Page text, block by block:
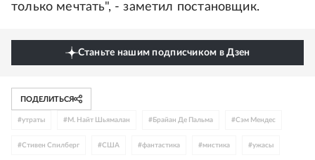
только мечтать", - заметил постановщик.
Станьте нашим подписчиком в Дзен
ПОДЕЛИТЬСЯ
#утраты # М. Найт Шьямалан # Брайан Де Пальма #Сэм Мендес
#Стивен Спилберг #США #фантастика #мистика #ужасы